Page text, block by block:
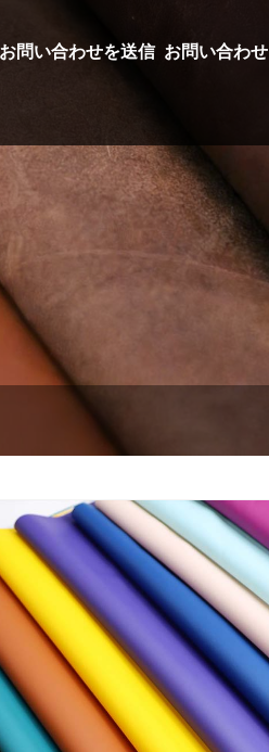
お問い合わせを送信 お問い合わせ